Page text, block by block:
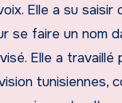
Elle a su saisir
se faire un nom
Elle a travaillé
tunisiennes,